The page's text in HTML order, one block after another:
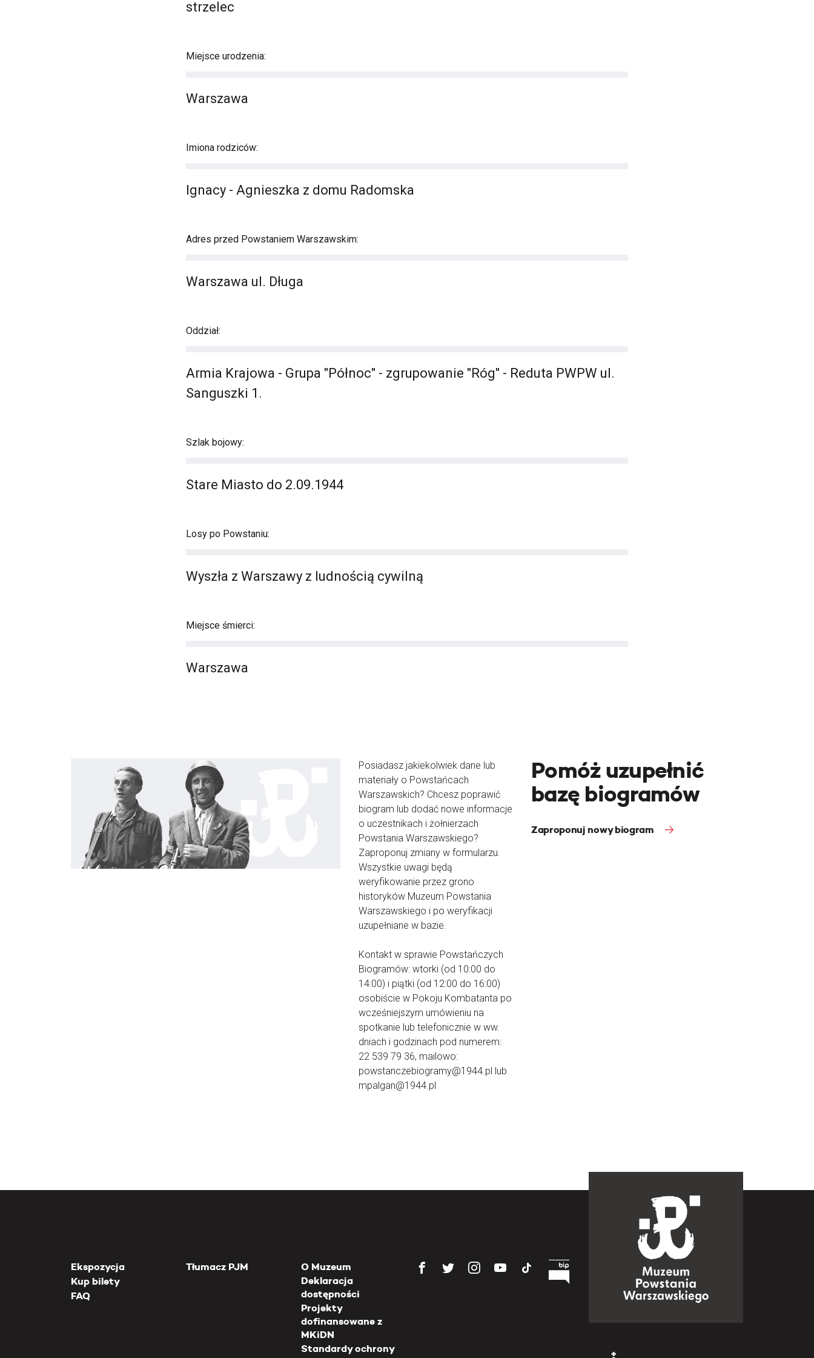
strzelec
Miejsce urodzenia:
Warszawa
Imiona rodziców:
Ignacy - Agnieszka z domu Radomska
Adres przed Powstaniem Warszawskim:
Warszawa ul. Długa
Oddział:
Armia Krajowa - Grupa "Północ" - zgrupowanie "Róg" - Reduta PWPW ul.
Sanguszki 1.
Szlak bojowy:
Stare Miasto do 2.09.1944
Losy po Powstaniu:
Wyszła z Warszawy z ludnością cywilną
Miejsce śmierci:
Warszawa
Posiadasz jakiekolwiek dane lub
materiały o Powstańcach
Warszawskich? Chcesz poprawić
biogram lub dodać nowe informacje
o uczestnikach i żołnierzach
Powstania Warszawskiego?
Zaproponuj zmiany w formularzu.
Wszystkie uwagi będą
weryfikowanie przez grono
historyków Muzeum Powstania
Warszawskiego i po weryfikacji
uzupełniane w bazie.
Kontakt w sprawie Powstańczych
Biogramów: wtorki (od 10:00 do
14:00) i piątki (od 12:00 do 16:00)
osobiście w Pokoju Kombatanta po
wcześniejszym umówieniu na
spotkanie lub telefonicznie w ww.
dniach i godzinach pod numerem:
22 539 79 36, mailowo:
powstanczebiogramy@1944.pl lub
mpalgan@1944.pl
Pomóż uzupełnić
bazę biogramów
Zaproponuj nowy biogram
Ekspozycja
Kup bilety
FAQ
Tłumacz PJM
O Muzeum
Deklaracja
dostępności
Projekty
dofinansowane z
MKiDN
Standardy ochrony